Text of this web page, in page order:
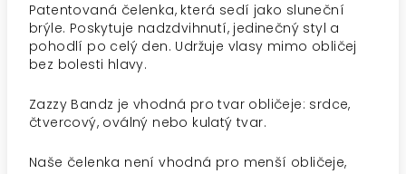
Patentovaná čelenka, která sedí jako sluneční
brýle. Poskytuje nadzdvihnutí, jedinečný styl a
pohodlí po celý den. Udržuje vlasy mimo obličej
bez bolesti hlavy.
Zazzy Bandz je vhodná pro tvar obličeje: srdce,
čtvercový, oválný nebo kulatý tvar.
Naše čelenka není vhodná pro menší obličeje,